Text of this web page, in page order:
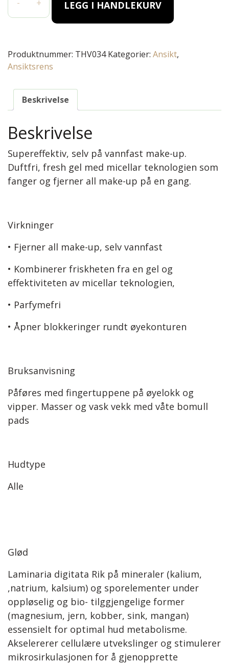
LEGG I HANDLEKURV
Produktnummer: THV034 Kategorier: Ansikt,
Ansiktsrens
Beskrivelse
Beskrivelse
Supereffektiv, selv på vannfast make-up.
Duftfri, fresh gel med micellar teknologien som
fanger og fjerner all make-up på en gang.
Virkninger
• Fjerner all make-up, selv vannfast
• Kombinerer friskheten fra en gel og
effektiviteten av micellar teknologien,
• Parfymefri
• Åpner blokkeringer rundt øyekonturen
Bruksanvisning
Påføres med fingertuppene på øyelokk og
vipper. Masser og vask vekk med våte bomull
pads
Hudtype
Alle
Glød
Laminaria digitata Rik på mineraler (kalium,
,natrium, kalsium) og sporelementer under
oppløselig og bio- tilggjengelige former
(magnesium, jern, kobber, sink, mangan)
essensielt for optimal hud metabolisme.
Akselererer cellulære utvekslinger og stimulerer
mikrosirkulasjonen for å gjenopprette